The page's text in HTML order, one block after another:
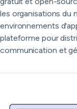
les organisations du
environnements
plateforme pour
communication et